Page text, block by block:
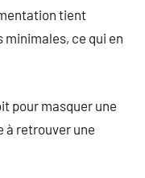
tient
ce qui en
pour masquer une
à retrouver une